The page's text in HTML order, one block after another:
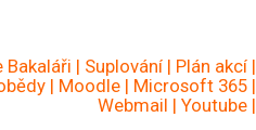
Bakaláři | Suplování | Plán akcí |
| Moodle | Microsoft 365 |
Webmail | Youtube |